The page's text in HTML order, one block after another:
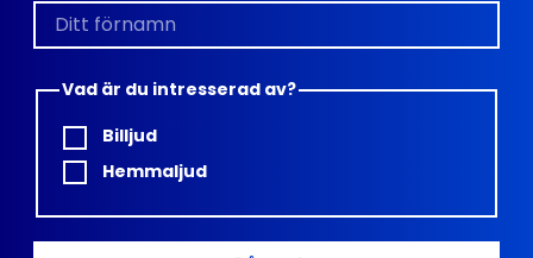
Vad är du intresserad av?
Billjud
Hemmaljud